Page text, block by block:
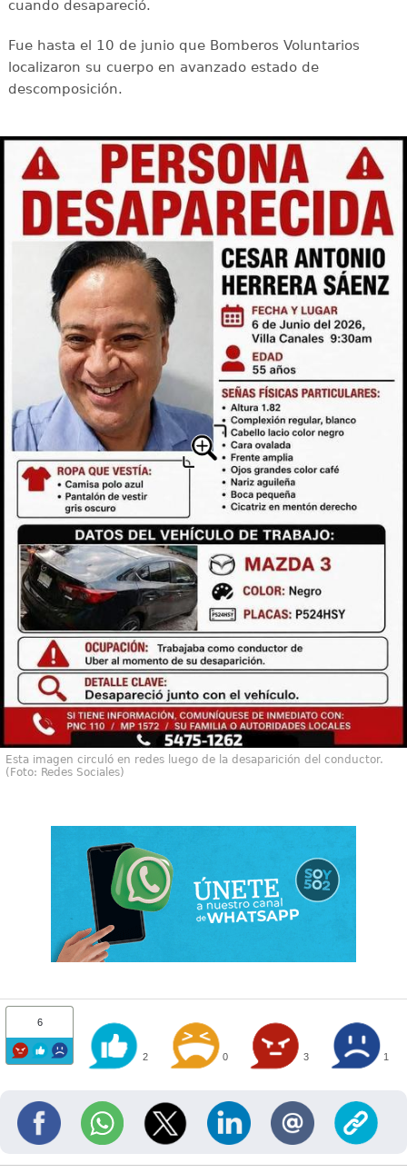
cuando desapareció.
Fue hasta el 10 de junio que Bomberos Voluntarios
localizaron su cuerpo en avanzado estado de
descomposición.
Esta imagen circuló en redes luego de la desaparición del conductor.
(Foto: Redes Sociales)
6
2 0 3 1